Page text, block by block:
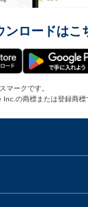
ンロードはこ
ークです。
の商標または登録商標